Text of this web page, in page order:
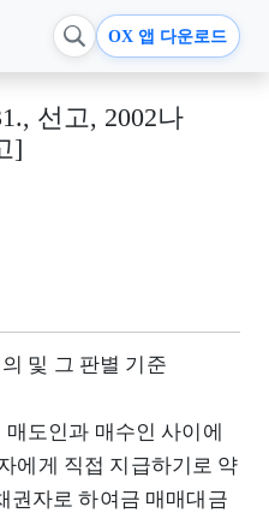
OX 앱 다운로드
선고, 2002나
]
및 그 판별 기준
도인과 매수인 사이에
에게 직접 지급하기로 약
권자로 하여금 매매대금